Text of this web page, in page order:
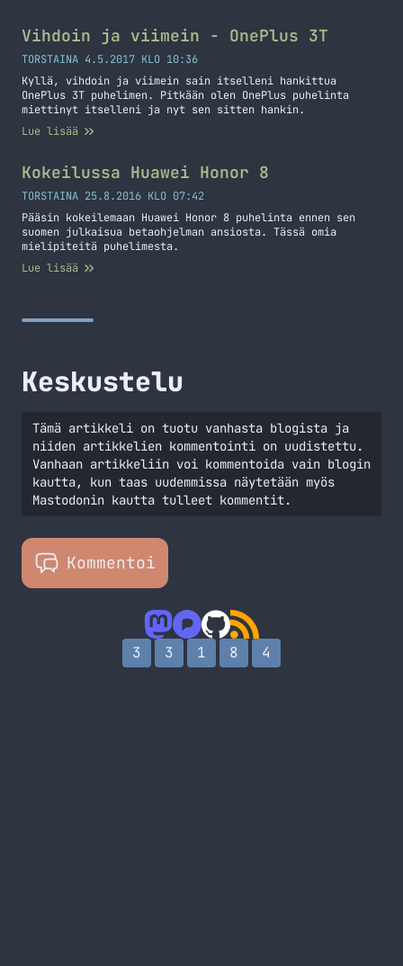
Vihdoin ja viimein - OnePlus 3T
TORSTAINA 4.5.2017 KLO 10:36
Kyllä, vihdoin ja viimein sain itselleni hankittua
OnePlus 3T puhelimen. Pitkään olen OnePlus puhelinta
miettinyt itselleni ja nyt sen sitten hankin.
Lue lisää
Kokeilussa Huawei Honor 8
TORSTAINA 25.8.2016 KLO 07:42
Pääsin kokeilemaan Huawei Honor 8 puhelinta ennen sen
suomen julkaisua betaohjelman ansiosta. Tässä omia
mielipiteitä puhelimesta.
Lue lisää
Keskustelu
Tämä artikkeli on tuotu vanhasta blogista ja
niiden artikkelien kommentointi on uudistettu.
Vanhaan artikkeliin voi kommentoida vain blogin
kautta, kun taas uudemmissa näytetään myös
Mastodonin kautta tulleet kommentit.
Kommentoi
3 3 1 8 4